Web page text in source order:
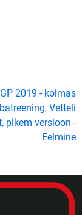
2019 - kolmas
Vetteli
pikem versioon -
Eelmine